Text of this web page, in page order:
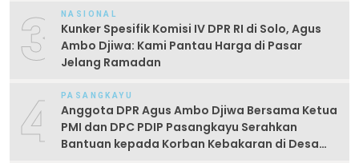
3 NASIONAL
Kunker Spesifik Komisi IV DPR RI di Solo, Agus
Ambo Djiwa: Kami Pantau Harga di Pasar
Jelang Ramadan
4 PASANGKAYU
Anggota DPR Agus Ambo Djiwa Bersama Ketua
PMI dan DPC PDIP Pasangkayu Serahkan
Bantuan kepada Korban Kebakaran di Desa